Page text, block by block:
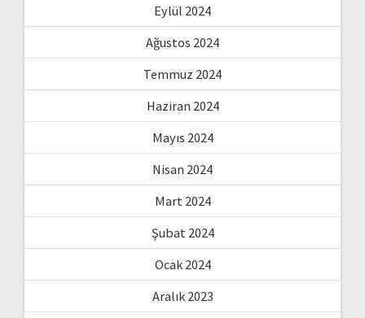
Eylül 2024
Ağustos 2024
Temmuz 2024
Haziran 2024
Mayıs 2024
Nisan 2024
Mart 2024
Şubat 2024
Ocak 2024
Aralık 2023